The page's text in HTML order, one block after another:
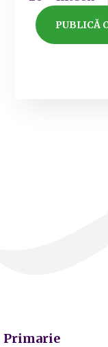
Primarie